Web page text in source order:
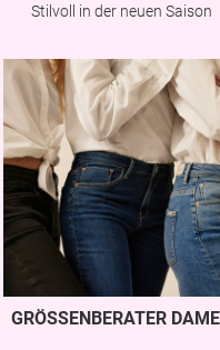
Stilvoll in der neuen Saison
GRÖSSENBERATER DAMEN